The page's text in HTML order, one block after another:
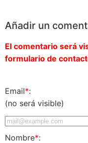
Añadir un
El comentario será
formulario de
Email*:
(no será visible)
Nombre*: